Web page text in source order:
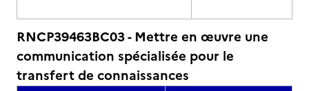
RNCP39463BC03 - Mettre en œuvre une
communication spécialisée pour le
transfert de connaissances